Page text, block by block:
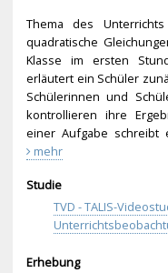
Thema des
quadratische
Klasse im ersten
erläutert ein Schüler
Schülerinnen und
kontrollieren ihre
einer Aufgabe schreibt
mehr
Studie
TVD - TALIS-
Erhebung